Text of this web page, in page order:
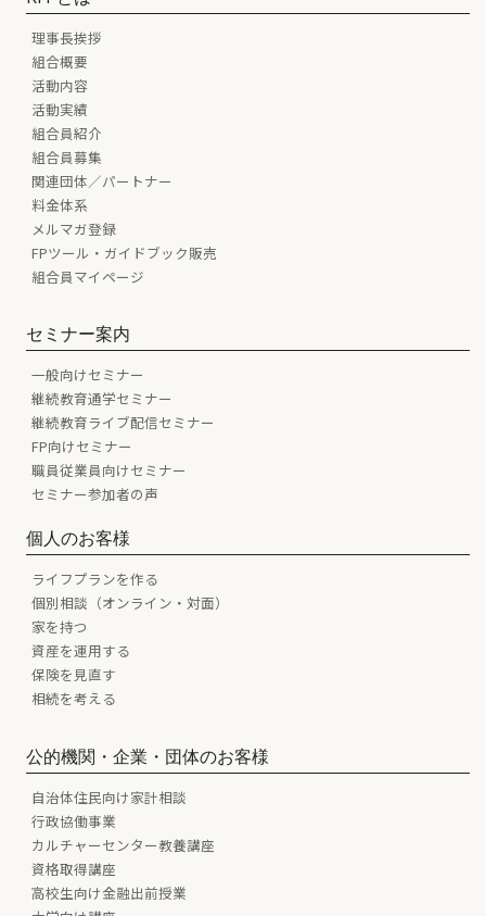
理事長挨拶
組合概要
活動内容
活動実績
組合員紹介
組合員募集
関連団体／パートナー
料金体系
メルマガ登録
FPツール・ガイドブック販売
組合員マイページ
セミナー案内
一般向けセミナー
継続教育通学セミナー
継続教育ライブ配信セミナー
FP向けセミナー
職員従業員向けセミナー
セミナー参加者の声
個人のお客様
ライフプランを作る
個別相談（オンライン・対面）
家を持つ
資産を運用する
保険を見直す
相続を考える
公的機関・企業・団体のお客様
自治体住民向け家計相談
行政協働事業
カルチャーセンター教養講座
資格取得講座
高校生向け金融出前授業